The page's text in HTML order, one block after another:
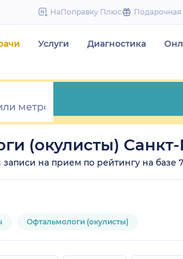
to
НаПоправку Плюс Подарочная
Услуги Диагностика
(окулисты)
на прием по рейтингу на базе
Офтальмологи (окулисты)